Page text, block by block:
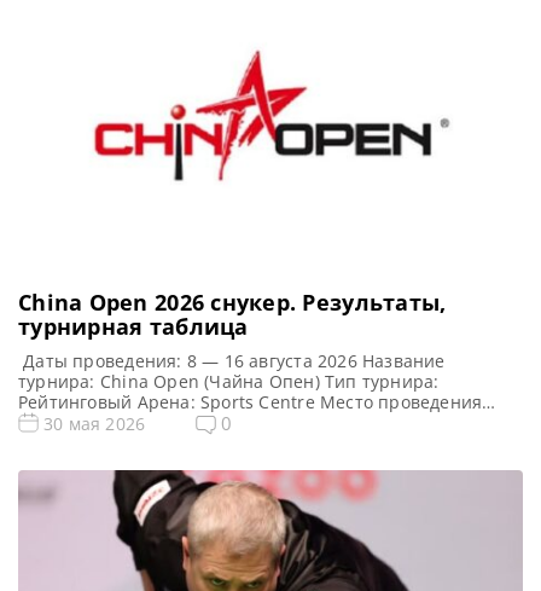
China Open 2026 cнукер. Результаты,
турнирная таблица
Даты проведения: 8 — 16 августа 2026 Название
турнира: China Open (Чайна Опен) Тип турнира:
Рейтинговый Арена: Sports Centre Место проведения
(населенный пункт, город, страна): Тайюань
предыдущего турнира: Нил Робертсон (2019) Турнирная
таблица China Open 2026: Чайна Опен 2026 cнукер —
турнирная сетка рейтингового […]
30 мая 2026 0